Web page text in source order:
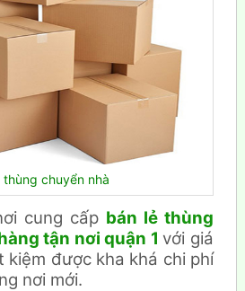
thùng chuyển nhà
cung cấp bán lẻ thùng
tận nơi quận 1 với giá
kiệm được kha khá chi phí
nơi mới.